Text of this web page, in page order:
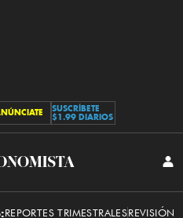
SUSCRÍBETE
$1.99 DIARIOS
El
REPORTES TRIMESTRALESREVISIÓN